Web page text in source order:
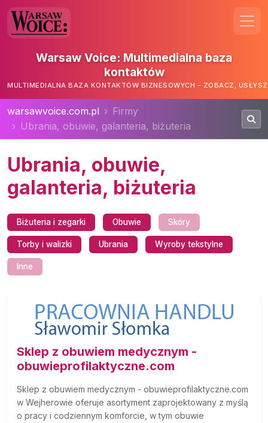
Warsaw Voice: Multimedialna baza
kontaktów
MULTIMEDIALNA BAZA KONTAKTÓW BIZNESOWYCH - ZOBACZ,
warsawvoice.com.pl
Firmy
Ubrania, obuwie, galanteria, biżuteria
Ubrania, obuwie,
galanteria, biżuteria
Biżuteria i zegarki Obuwie Skóry
Torby i walizki Ubrania Wyroby tekstylne
Inne
Sklep z obuwiem medycznym -
obuwieprofilaktyczne.com
Sklep z obuwiem medycznym - obuwieprofilaktyczne.com
w Wejherowie oferuje asortyment zaprojektowany z myślą
o pracy i codziennym komforcie, w tym obuwie